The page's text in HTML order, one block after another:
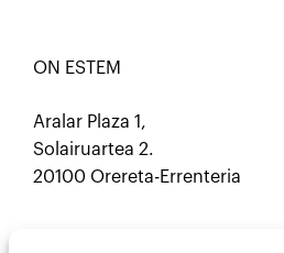
ON ESTEM
Aralar Plaza 1,
Solairuartea 2.
20100 Orereta-Errenteria